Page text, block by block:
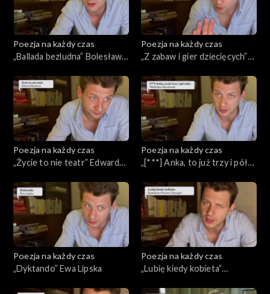
Poezja na każdy czas
„Ballada bezludna” Bolesław
Poezja na każdy czas
„Z zabaw i gier dziecięcych”
Poezja na każdy czas
„Życie to nie teatr” Edward
Poezja na każdy czas
„[***] Anka, to już trzy i pół
Poezja na każdy czas
„Dyktando” Ewa Lipska
Poezja na każdy czas
„Lubię kiedy kobieta”